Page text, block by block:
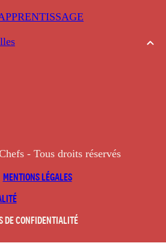
- Tous droits réservés
MENTIONS LÉGALES
DE CONFIDENTIALITÉ